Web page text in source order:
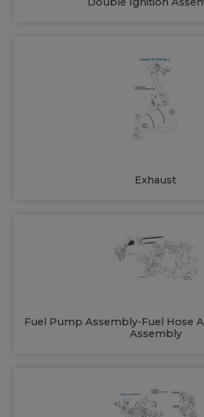
Exhaust
Fuel Pump Assembly-Fuel Hose
Assembly